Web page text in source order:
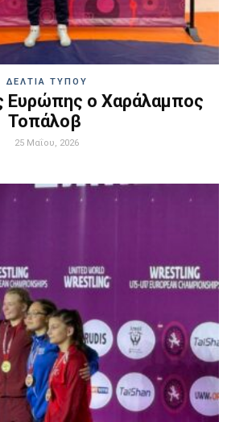
ΔΕΛΤΙΑ ΤΥΠΟΥ
Ευρώπης ο Χαράλαμπος
Τοπάλοβ
25 Μαΐου, 2026